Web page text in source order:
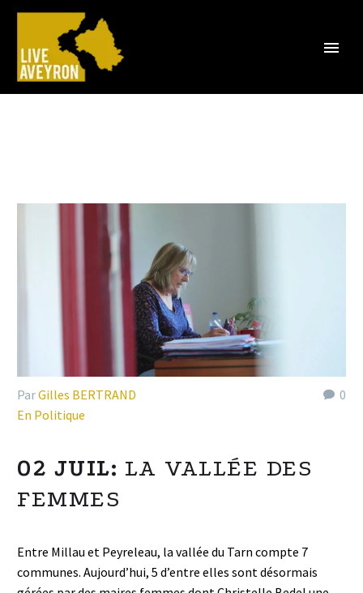
0
ParGilles BERTRAND
En Politique
02 JUIL: LA VALLÉE DES
FEMMES
Entre Millau et Peyreleau, la vallée du Tarn compte 7
communes. Aujourd’hui, 5 d’entre elles sont désormais